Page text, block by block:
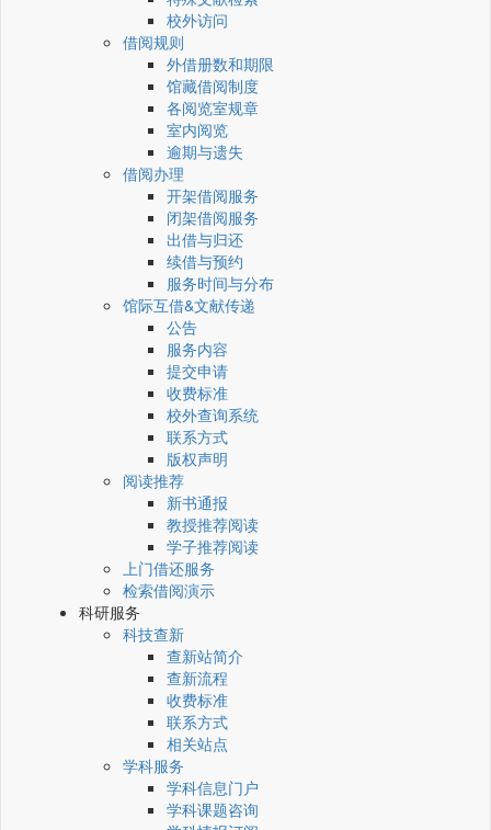
校外访问
借阅规则
外借册数和期限
馆藏借阅制度
各阅览室规章
室内阅览
逾期与遗失
借阅办理
开架借阅服务
闭架借阅服务
出借与归还
续借与预约
服务时间与分布
馆际互借&文献传递
公告
服务内容
提交申请
收费标准
校外查询系统
联系方式
版权声明
阅读推荐
新书通报
教授推荐阅读
学子推荐阅读
上门借还服务
检索借阅演示
科研服务
科技查新
查新站简介
查新流程
收费标准
联系方式
相关站点
学科服务
学科信息门户
学科课题咨询